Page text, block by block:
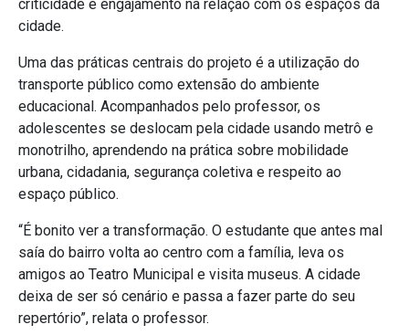
criticidade e engajamento na relação com os espaços da
cidade.
Uma das práticas centrais do projeto é a utilização do
transporte público como extensão do ambiente
educacional. Acompanhados pelo professor, os
adolescentes se deslocam pela cidade usando metrô e
monotrilho, aprendendo na prática sobre mobilidade
urbana, cidadania, segurança coletiva e respeito ao
espaço público.
“É bonito ver a transformação. O estudante que antes mal
saía do bairro volta ao centro com a família, leva os
amigos ao Teatro Municipal e visita museus. A cidade
deixa de ser só cenário e passa a fazer parte do seu
repertório”, relata o professor.